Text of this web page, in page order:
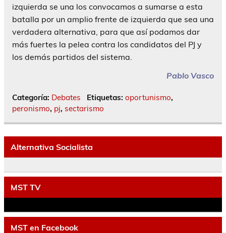
izquierda se una los convocamos a sumarse a esta
batalla por un amplio frente de izquierda que sea una
verdadera alternativa, para que así podamos dar
más fuertes la pelea contra los candidatos del PJ y
los demás partidos del sistema.
Pablo Vasco
Categoría: Debates Etiquetas: oportunismo,
peronismo, pj, sectarismo
Alternativa Socialista
MST TV
MST en Facebook